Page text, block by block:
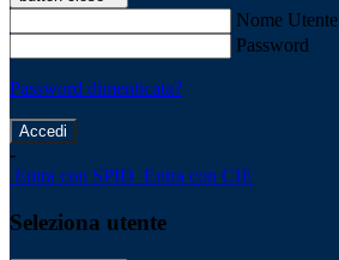
Nome Utente
Password
Password dimenticata?
-
Entra con SPID Entra con CIE
Seleziona utente